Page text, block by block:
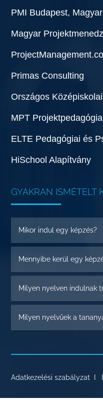
PMI Budapest,
Magyar
Primas Consulting
Országos
MPT
ELTE Pedagógiai és
HiSchool Alapítvány
GYAKRAN ISMÉTELT
Mikor indul egy képzés?
Mennyibe kerül egy
Milyen nyelven indulnak
Milyen nyelvűek a
Adatkezelési szabályzat